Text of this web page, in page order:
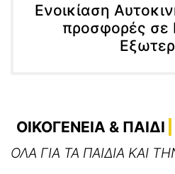
Ενοικίαση
προσφορές σε
ΟΙΚΟΓΕΝΕΙΑ & ΠΑΙΔΙ
ΟΛΑ ΓΙΑ ΤΑ ΠΑΙΔΙΑ ΚΑΙ